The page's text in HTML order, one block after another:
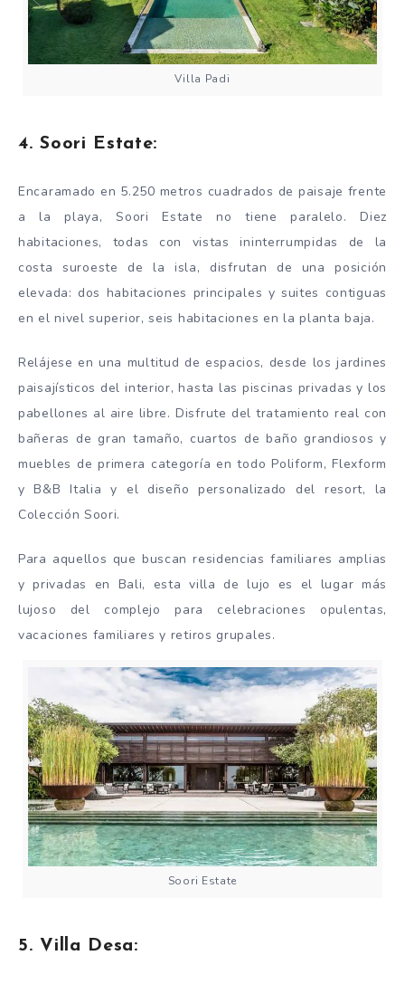
Villa Padi
4. Soori Estate:
Encaramado en 5.250 metros cuadrados de paisaje frente
a la playa, Soori Estate no tiene paralelo. Diez
habitaciones, todas con vistas ininterrumpidas de la
costa suroeste de la isla, disfrutan de una posición
elevada: dos habitaciones principales y suites contiguas
en el nivel superior, seis habitaciones en la planta baja.
Relájese en una multitud de espacios, desde los jardines
paisajísticos del interior, hasta las piscinas privadas y los
pabellones al aire libre. Disfrute del tratamiento real con
bañeras de gran tamaño, cuartos de baño grandiosos y
muebles de primera categoría en todo Poliform, Flexform
y B&B Italia y el diseño personalizado del resort, la
Colección Soori.
Para aquellos que buscan residencias familiares amplias
y privadas en Bali, esta villa de lujo es el lugar más
lujoso del complejo para celebraciones opulentas,
vacaciones familiares y retiros grupales.
Soori Estate
5. Villa Desa: